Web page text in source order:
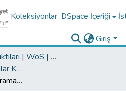
Koleksiyonlar DSpace İçeriği
Giriş
Araştırma Çıktıları | WoS | Scopus | TR-Dizin | PubMed
TR-Dizin İndeksli Yayınlar Koleksiyonu
Hekim hakları ve hak arama yolları